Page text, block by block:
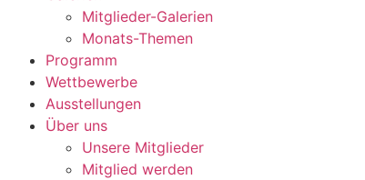
Mitglieder-Galerien
Monats-Themen
Programm
Wettbewerbe
Ausstellungen
Über uns
Unsere Mitglieder
Mitglied werden